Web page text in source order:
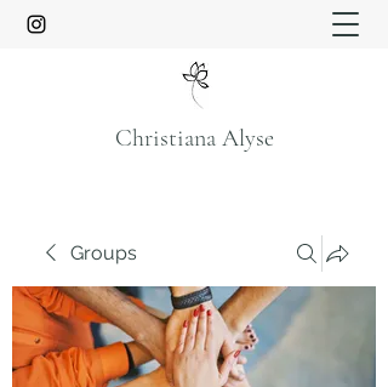
Christiana Alyse
Groups